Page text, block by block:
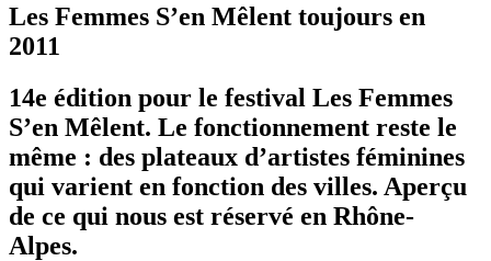
Les Femmes S’en Mêlent toujours en
2011
14e édition pour le festival Les Femmes
S’en Mêlent. Le fonctionnement reste le
même : des plateaux d’artistes féminines
qui varient en fonction des villes. Aperçu
de ce qui nous est réservé en Rhône-
Alpes.